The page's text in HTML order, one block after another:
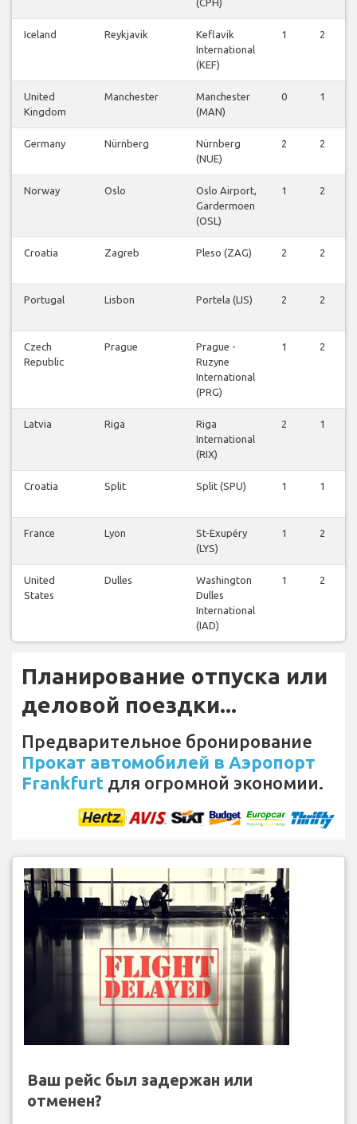
Iceland Reykjavik
Keflavik
International
(KEF)
1 2
United
Kingdom
Manchester
Manchester
(MAN)
0 1
Germany Nürnberg
Nürnberg
(NUE)
2 2
Norway Oslo
Oslo Airport,
Gardermoen
(OSL)
1 2
Croatia Zagreb Pleso (ZAG) 2 2
Portugal Lisbon Portela (LIS) 2 2
Czech
Republic
Prague
Prague -
Ruzyne
International
(PRG)
1 2
Latvia Riga
Riga
International
(RIX)
2 1
Croatia Split Split (SPU) 1 1
France Lyon
St-Exupéry
(LYS)
1 2
United
States
Dulles
Washington
Dulles
International
(IAD)
1 2
Планирование отпуска или
деловой поездки...
Предварительное бронирование
Прокат автомобилей в Аэропорт
Frankfurt для огромной экономии.
Ваш рейс был задержан или
отменен?